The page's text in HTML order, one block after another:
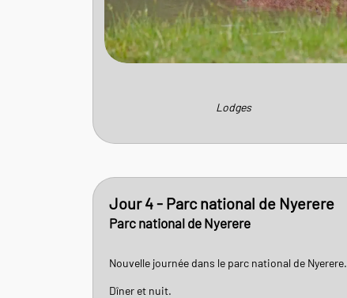
Lodges
Jour 4 - Parc national de Nyerere
Parc national de Nyerere
Nouvelle journée dans le parc national de Nyerere.
Dîner et nuit.